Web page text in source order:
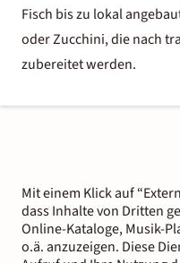
Fisch bis zu lokal
oder Zucchini, die nach
zubereitet werden.
Mit einem Klick auf
dass Inhalte von Dritten
Online-Kataloge, Musik-
o.ä. anzuzeigen. Diese